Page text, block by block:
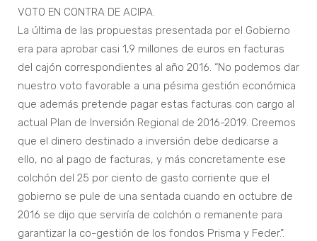
VOTO EN CONTRA DE ACIPA.
La última de las propuestas presentada por el Gobierno
era para aprobar casi 1,9 millones de euros en facturas
del cajón correspondientes al año 2016. “No podemos dar
nuestro voto favorable a una pésima gestión económica
que además pretende pagar estas facturas con cargo al
actual Plan de Inversión Regional de 2016-2019. Creemos
que el dinero destinado a inversión debe dedicarse a
ello, no al pago de facturas, y más concretamente ese
colchón del 25 por ciento de gasto corriente que el
gobierno se pule de una sentada cuando en octubre de
2016 se dijo que serviría de colchón o remanente para
garantizar la co-gestión de los fondos Prisma y Feder.”.